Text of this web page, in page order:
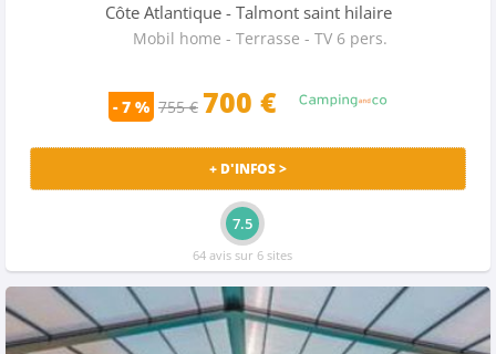
Côte Atlantique - Talmont saint hilaire
Mobil home - Terrasse - TV 6 pers.
- 7 % 755 € 700 €
+ D'INFOS >
7.5
64 avis sur 6 sites